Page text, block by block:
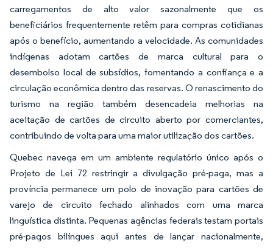
carregamentos de alto valor sazonalmente que os
beneficiários frequentemente retêm para compras cotidianas
após o benefício, aumentando a velocidade. As comunidades
indígenas adotam cartões de marca cultural para o
desembolso local de subsídios, fomentando a confiança e a
circulação econômica dentro das reservas. O renascimento do
turismo na região também desencadeia melhorias na
aceitação de cartões de circuito aberto por comerciantes,
contribuindo de volta para uma maior utilização dos cartões.
Quebec navega em um ambiente regulatório único após o
Projeto de Lei 72 restringir a divulgação pré-paga, mas a
província permanece um polo de inovação para cartões de
varejo de circuito fechado alinhados com uma marca
linguística distinta. Pequenas agências federais testam portais
pré-pagos bilíngues aqui antes de lançar nacionalmente,